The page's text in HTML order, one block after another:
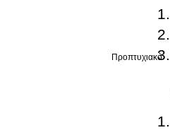
Προπτυχιακό